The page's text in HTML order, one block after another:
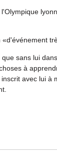
sans lui
à
avec lui à